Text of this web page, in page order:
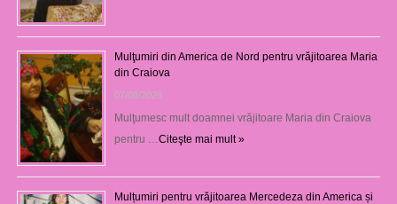
Mulţumiri din America de Nord pentru vrăjitoarea Maria
din Craiova
07/08/2026
Mulţumesc mult doamnei vrăjitoare Maria din Craiova
pentru … Citeşte mai mult »
Mulțumiri pentru vrăjitoarea Mercedeza din America și